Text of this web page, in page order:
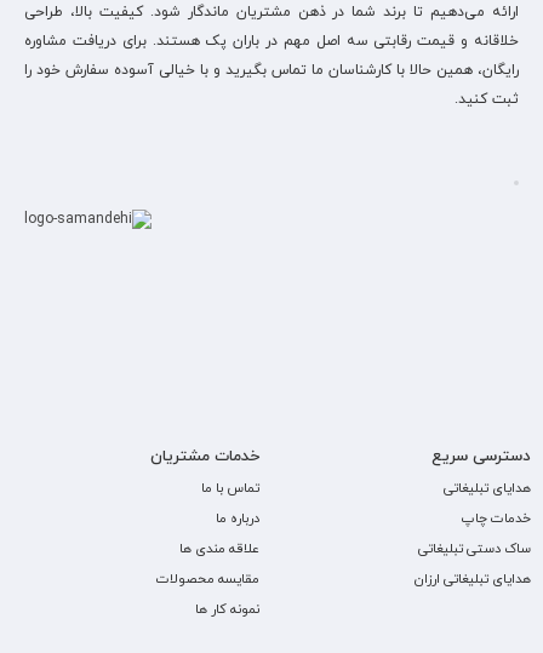
ارائه می‌دهیم تا برند شما در ذهن مشتریان ماندگار شود. کیفیت بالا، طراحی
خلاقانه و قیمت رقابتی سه اصل مهم در باران پک هستند. برای دریافت مشاوره
رایگان، همین حالا با کارشناسان ما تماس بگیرید و با خیالی آسوده سفارش خود را
ثبت کنید.
دسترسی سریع
هدایای تبلیغاتی
خدمات چاپ
ساک دستی تبلیغاتی
هدایای تبلیغاتی ارزان
خدمات مشتریان
تماس با ما
درباره ما
علاقه مندی ها
مقایسه محصولات
نمونه کار ها